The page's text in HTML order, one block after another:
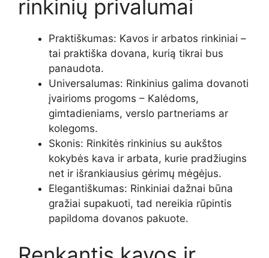
rinkinių privalumai
Praktiškumas: Kavos ir arbatos rinkiniai –
tai praktiška dovana, kurią tikrai bus
panaudota.
Universalumas: Rinkinius galima dovanoti
įvairioms progoms – Kalėdoms,
gimtadieniams, verslo partneriams ar
kolegoms.
Skonis: Rinkitės rinkinius su aukštos
kokybės kava ir arbata, kurie pradžiugins
net ir išrankiausius gėrimų mėgėjus.
Elegantiškumas: Rinkiniai dažnai būna
gražiai supakuoti, tad nereikia rūpintis
papildoma dovanos pakuote.